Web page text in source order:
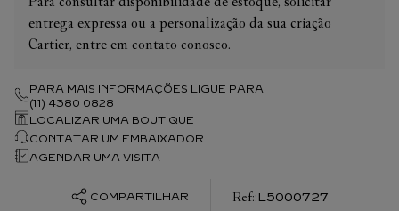
entrega expressa ou a personalização da sua criação
Cartier, entre em contato conosco.
PARA MAIS INFORMAÇÕES LIGUE PARA
(11) 4380 0828
LOCALIZAR UMA BOUTIQUE
CONTATAR UM EMBAIXADOR
AGENDAR UMA VISITA
COMPARTILHAR :L5000727